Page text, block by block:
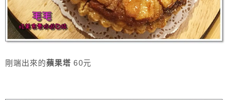
剛端出來的蘋果塔60元